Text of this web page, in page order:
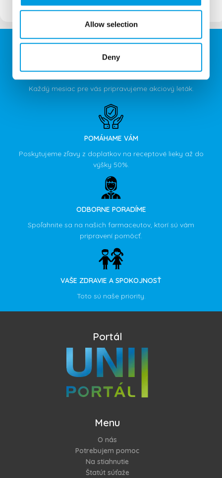
Allow selection
Deny
Stiahnuť leták
U NÁS UŠETRÍTE
Každý mesiac pre vás pripravujeme akciový leták.
POMÁHAME VÁM
Poskytujeme zľavy z doplatkov na receptové lieky až do
výšky 50%.
ODBORNE PORADÍME
Spoľahnite sa na našich farmaceutov, ktorí sú vám
pripravení pomôcť.
VAŠE ZDRAVIE A SPOKOJNOSŤ
Toto sú naše priority.
Portál
Menu
O nás
Potrebujem pomoc
Na stiahnutie
Štatút súťaže